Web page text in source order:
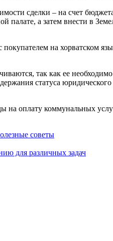
сделки – на счет
палате, а затем внести в
на хорватском
так как ее
статуса
оплату коммунальных
советы
для различных задач